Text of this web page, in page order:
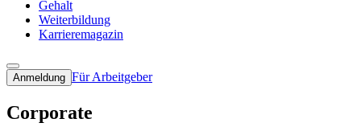
Gehalt
Weiterbildung
Karrieremagazin
Anmeldung Für Arbeitgeber
Corporate